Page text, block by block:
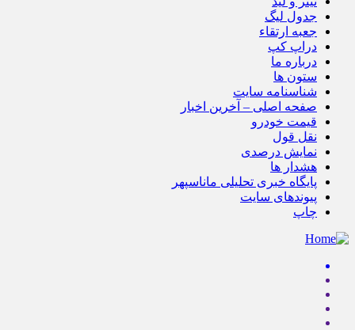
جدول لیگ
جعبه ارتقاء
دراپ کپ
درباره ما
ستون ها
شناسنامه سایت
صفحه اصلی – آخرین اخبار
قیمت خودرو
نقل قول
نمایش درصدی
هشدار ها
پایگاه خبری تحلیلی ماناسپهر
پیوندهای سایت
چاپ